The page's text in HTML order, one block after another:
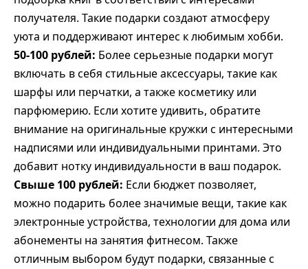
получателя. Такие подарки создают атмосферу
уюта и поддерживают интерес к любимым хобби.
50-100 рублей: Более серьезные подарки могут
включать в себя стильные аксессуары, такие как
шарфы или перчатки, а также косметику или
парфюмерию. Если хотите удивить, обратите
внимание на оригинальные кружки с интересными
надписями или индивидуальными принтами. Это
добавит нотку индивидуальности в ваш подарок.
Свыше 100 рублей: Если бюджет позволяет,
можно подарить более значимые вещи, такие как
электронные устройства, технологии для дома или
абонементы на занятия фитнесом. Также
отличным выбором будут подарки, связанные с